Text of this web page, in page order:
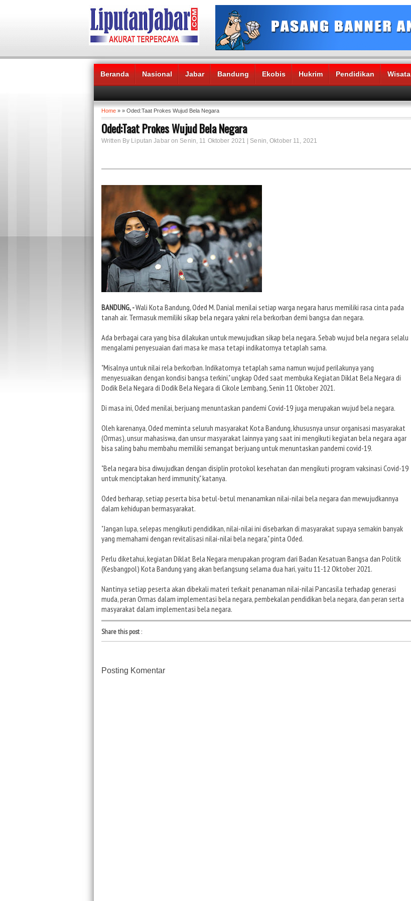
Beranda Nasional Jabar Bandung Ekobis Hukrim Pendidikan Wisata
Headlines News :
Home » » Oded:Taat Prokes Wujud Bela Negara
Oded:Taat Prokes Wujud Bela Negara
Written By Liputan Jabar on Senin, 11 Oktober 2021 | Senin, Oktober 11, 2021
BANDUNG, -Wali Kota Bandung, Oded M. Danial menilai setiap warga negara harus memiliki rasa cinta pada
tanah air. Termasuk memiliki sikap bela negara yakni rela berkorban demi bangsa dan negara.
Ada berbagai cara yang bisa dilakukan untuk mewujudkan sikap bela negara. Sebab wujud bela negara selalu
mengalami penyesuaian dari masa ke masa tetapi indikatornya tetaplah sama.
"Misalnya untuk nilai rela berkorban. Indikatornya tetaplah sama namun wujud perilakunya yang
menyesuaikan dengan kondisi bangsa terkini," ungkap Oded saat membuka Kegiatan Diklat Bela Negara di
Dodik Bela Negara di Dodik Bela Negara di Cikole Lembang, Senin 11 Oktober 2021.
Di masa ini, Oded menilai, berjuang menuntaskan pandemi Covid-19 juga merupakan wujud bela negara.
Oleh karenanya, Oded meminta seluruh masyarakat Kota Bandung, khususnya unsur organisasi masyarakat
(Ormas), unsur mahasiswa, dan unsur masyarakat lainnya yang saat ini mengikuti kegiatan bela negara agar
bisa saling bahu membahu memiliki semangat berjuang untuk menuntaskan pandemi covid-19.
"Bela negara bisa diwujudkan dengan disiplin protokol kesehatan dan mengikuti program vaksinasi Covid-19
untuk menciptakan herd immunity," katanya.
Oded berharap, setiap peserta bisa betul-betul menanamkan nilai-nilai bela negara dan mewujudkannya
dalam kehidupan bermasyarakat.
"Jangan lupa, selepas mengikuti pendidikan, nilai-nilai ini disebarkan di masyarakat supaya semakin banyak
yang memahami dengan revitalisasi nilai-nilai bela negara," pinta Oded.
Perlu diketahui, kegiatan Diklat Bela Negara merupakan program dari Badan Kesatuan Bangsa dan Politik
(Kesbangpol) Kota Bandung yang akan berlangsung selama dua hari, yaitu 11-12 Oktober 2021.
Nantinya setiap peserta akan dibekali materi terkait penanaman nilai-nilai Pancasila terhadap generasi
muda, peran Ormas dalam implementasi bela negara, pembekalan pendidikan bela negara, dan peran serta
masyarakat dalam implementasi bela negara.
Share this post:
Posting Komentar